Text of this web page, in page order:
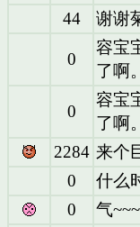
44
谢谢
0
容宝
了啊。
0
容宝
了啊。
2284 来个
0
什么
0
气